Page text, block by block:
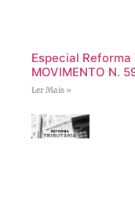
Especial Reforma
MOVIMENTO N.
Ler Mais »